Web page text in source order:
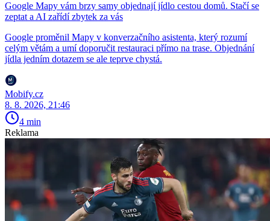
Google Mapy vám brzy samy objednají jídlo cestou domů. Stačí se
zeptat a AI zařídí zbytek za vás
Google proměnil Mapy v konverzačního asistenta, který rozumí
celým větám a umí doporučit restauraci přímo na trase. Objednání
jídla jedním dotazem se ale teprve chystá.
Mobify.cz
8. 8. 2026, 21:46
4 min
Reklama